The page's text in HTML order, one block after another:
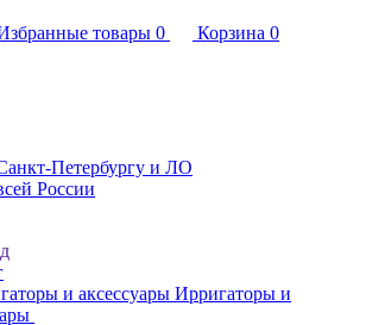
товары 0 Корзина 0
Петербургу и ЛО
России
Ирригаторы и